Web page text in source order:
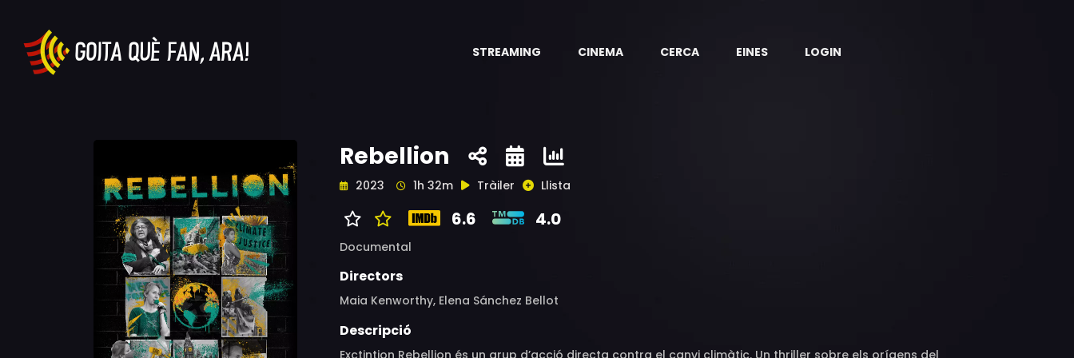
STREAMING CINEMA CERCA EINES LOGIN
Rebellion
2023 1h 32m Tràiler Llista
6.6 4.0
Documental
Directors
Maia Kenworthy, Elena Sánchez Bellot
Descripció
Exctintion Rebellion és un grup d’acció directa contra el canvi climàtic. Un thriller sobre els orígens del